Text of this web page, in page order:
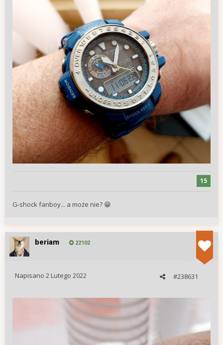
15
G-shock fanboy... a może nie? 😁
beriam 22102
#238631
Napisano 2 Lutego 2022